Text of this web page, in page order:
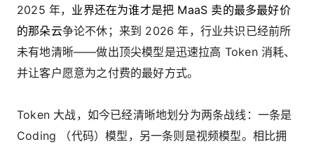
2025 年， 业界还在为谁才是把 MaaS 卖的最多最好价
的那朵云争论不休；来到 2026 年，行业共识已经前所
未有地清晰——做出顶尖模型是迅速拉高 Token 消耗、
并让客户愿意为之付费的最好方式。
Token 大战，如今已经清晰地划分为两条战线：一条是
Coding （代码）模型，另一条则是视频模型。相比拥